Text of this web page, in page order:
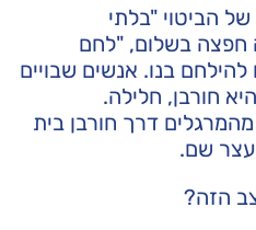
הביטוי "בלתי
חפצה בשלום, "לחם
בנו. אנשים שבויים
חורבן, חלילה.
דרך חורבן בית
שם.
הזה?